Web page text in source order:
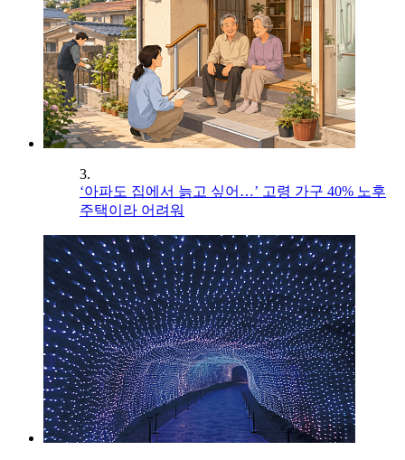
3.
‘아파도 집에서 늙고 싶어…’ 고령 가구 40% 노후
주택이라 어려워